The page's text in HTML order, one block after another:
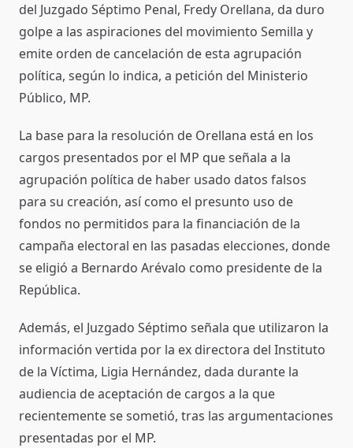
del Juzgado Séptimo Penal, Fredy Orellana, da duro
golpe a las aspiraciones del movimiento Semilla y
emite orden de cancelación de esta agrupación
política, según lo indica, a petición del Ministerio
Público, MP.
La base para la resolución de Orellana está en los
cargos presentados por el MP que señala a la
agrupación política de haber usado datos falsos
para su creación, así como el presunto uso de
fondos no permitidos para la financiación de la
campaña electoral en las pasadas elecciones, donde
se eligió a Bernardo Arévalo como presidente de la
República.
Además, el Juzgado Séptimo señala que utilizaron la
información vertida por la ex directora del Instituto
de la Víctima, Ligia Hernández, dada durante la
audiencia de aceptación de cargos a la que
recientemente se sometió, tras las argumentaciones
presentadas por el MP.